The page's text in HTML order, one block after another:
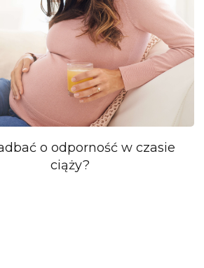
o odporność w czasie
ciąży?